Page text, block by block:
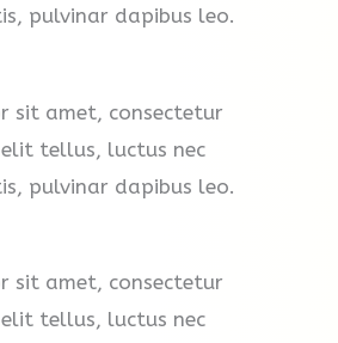
pulvinar dapibus leo.
sit amet, consectetur
tellus, luctus nec
pulvinar dapibus leo.
sit amet, consectetur
tellus, luctus nec